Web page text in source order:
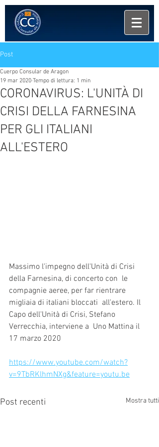
Post
CORONAVIRUS: L'UNITÀ DI
CRISI DELLA FARNESINA
PER GLI ITALIANI
ALL'ESTERO
Cuerpo Consular de Aragon
19 mar 2020 Tempo di lettura: 1 min
Massimo l'impegno dell'Unità di Crisi
della Farnesina, di concerto con  le
compagnie aeree, per far rientrare
migliaia di italiani bloccati  all'estero. Il
Capo dell'Unità di Crisi, Stefano
Verrecchia, interviene a  Uno Mattina il
17 marzo 2020
https://www.youtube.com/watch?
v=9TbRKlhmNXg&feature=youtu.be
Post recenti Mostra tutti